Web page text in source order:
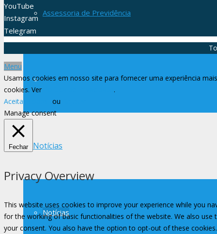
Assessoria de Previdência
Filiações
Notícias
Notícias
YouTube
Instagram
Telegram
Menu
Usamos cookies em nosso site para fornecer uma experiência
cookies. Ver
.
Aceitar Todos
ou
Manage consent
Fechar
Privacy Overview
This website uses cookies to improve your experience while you
for the working of basic functionalities of the website. We also
your consent. You also have the option to opt-out of these